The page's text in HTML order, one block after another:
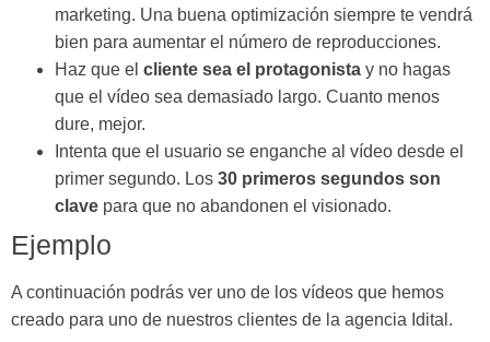
marketing. Una buena optimización siempre te vendrá
bien para aumentar el número de reproducciones.
Haz que el cliente sea el protagonista y no hagas
que el vídeo sea demasiado largo. Cuanto menos
dure, mejor.
Intenta que el usuario se enganche al vídeo desde el
primer segundo. Los 30 primeros segundos son
clave para que no abandonen el visionado.
Ejemplo
A continuación podrás ver uno de los vídeos que hemos
creado para uno de nuestros clientes de la agencia Idital.